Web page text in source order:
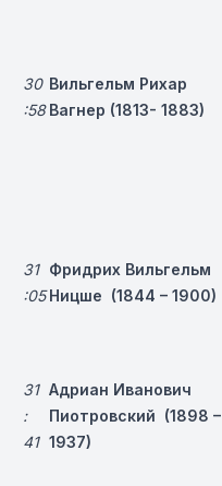
30
:58
Вильгельм Рихар
Вагнер (1813- 1883)
31
:05
Фридрих Вильгельм
Ницше (1844 – 1900)
31
:
41
Адриан Иванович
Пиотровский (1898 –
1937)